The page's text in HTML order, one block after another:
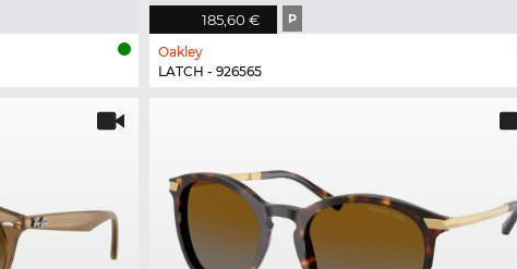
185,60 € P
Oakley
LATCH - 926565